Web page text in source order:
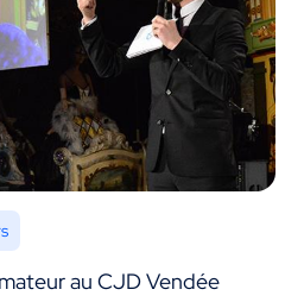
au CJD Vendée